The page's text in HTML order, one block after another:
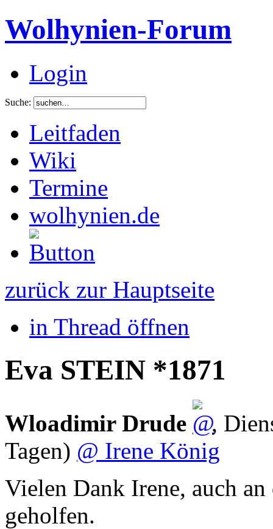
Wolhynien-Forum
Login
Suche:
Leitfaden
Wiki
Termine
wolhynien.de
zurück zur Hauptseite
in Thread öffnen
Eva STEIN *1871
Wloadimir Drude ,
Tagen) @ Irene König
Vielen Dank Irene, auch
geholfen.